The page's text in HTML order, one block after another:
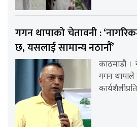
गगन थापाको चेतावनी :
छ, यसलाई सामान्य नठानौं’
काठमाडौ ।
गगन थापाले
कार्यशैलीप्रति